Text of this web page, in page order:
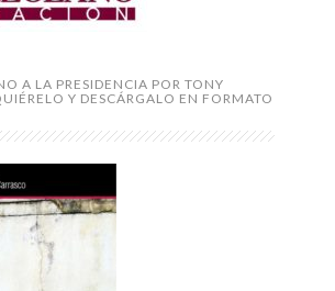
A LA PRESIDENCIA POR TONY
Y DESCÁRGALO EN FORMATO